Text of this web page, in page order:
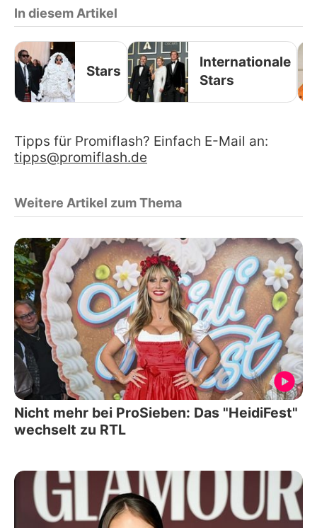
In diesem Artikel
Stars
Internationale
Stars
Tipps für Promiflash? Einfach E-Mail an:
tipps@promiflash.de
Weitere Artikel zum Thema
Nicht mehr bei ProSieben: Das "HeidiFest"
wechselt zu RTL